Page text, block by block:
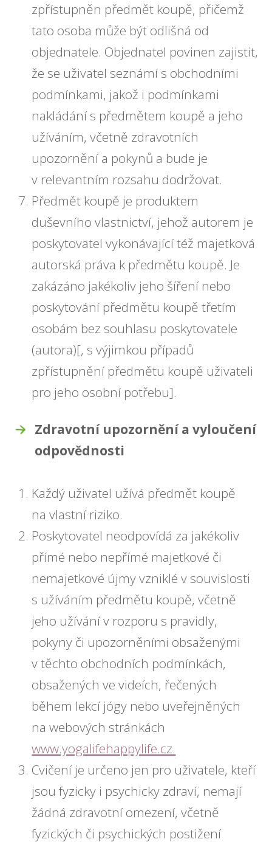
zpřístupněn předmět koupě, přičemž
tato osoba může být odlišná od
objednatele. Objednatel povinen zajistit,
že se uživatel seznámí s obchodními
podmínkami, jakož i podmínkami
nakládání s předmětem koupě a jeho
užíváním, včetně zdravotních
upozornění a pokynů a bude je
v relevantním rozsahu dodržovat.
Předmět koupě je produktem
duševního vlastnictví, jehož autorem je
poskytovatel vykonávající též majetková
autorská práva k předmětu koupě. Je
zakázáno jakékoliv jeho šíření nebo
poskytování předmětu koupě třetím
osobám bez souhlasu poskytovatele
(autora)[, s výjimkou případů
zpřístupnění předmětu koupě uživateli
pro jeho osobní potřebu].
Zdravotní upozornění a vyloučení
odpovědnosti
Každý uživatel užívá předmět koupě
na vlastní riziko.
Poskytovatel neodpovídá za jakékoliv
přímé nebo nepřímé majetkové či
nemajetkové újmy vzniklé v souvislosti
s užíváním předmětu koupě, včetně
jeho užívání v rozporu s pravidly,
pokyny či upozorněními obsaženými
v těchto obchodních podmínkách,
obsažených ve videích, řečených
během lekcí jógy nebo uveřejněných
na webových stránkách
www.yogalifehappylife.cz.
Cvičení je určeno jen pro uživatele, kteří
jsou fyzicky i psychicky zdraví, nemají
žádná zdravotní omezení, včetně
fyzických či psychických postižení